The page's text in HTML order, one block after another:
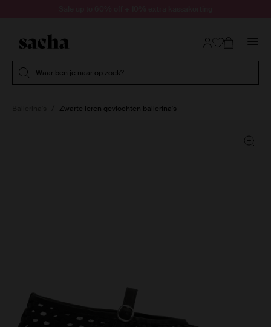
Waar ben je naar op zoek?
Zwarte leren gevlochten ballerina's